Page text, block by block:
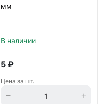
мм
В наличии
5 ₽
Цена за шт.